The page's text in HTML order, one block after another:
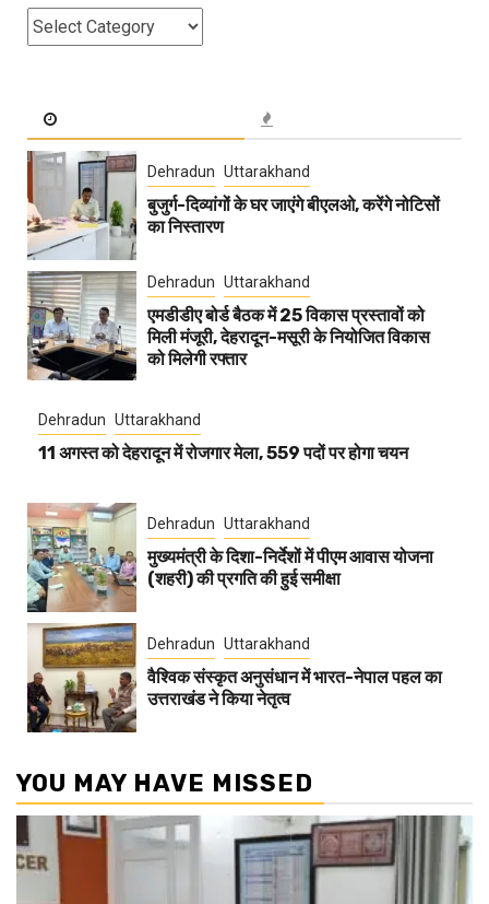
Categories
Dehradun Uttarakhand
बुजुर्ग-दिव्यांगों के घर जाएंगे बीएलओ, करेंगे नोटिसों
का निस्तारण
Dehradun Uttarakhand
एमडीडीए बोर्ड बैठक में 25 विकास प्रस्तावों को
मिली मंजूरी, देहरादून-मसूरी के नियोजित विकास
को मिलेगी रफ्तार
Dehradun Uttarakhand
11 अगस्त को देहरादून में रोजगार मेला, 559 पदों पर होगा चयन
Dehradun Uttarakhand
मुख्यमंत्री के दिशा-निर्देशों में पीएम आवास योजना
(शहरी) की प्रगति की हुई समीक्षा
Dehradun Uttarakhand
वैश्विक संस्कृत अनुसंधान में भारत-नेपाल पहल का
उत्तराखंड ने किया नेतृत्व
YOU MAY HAVE MISSED